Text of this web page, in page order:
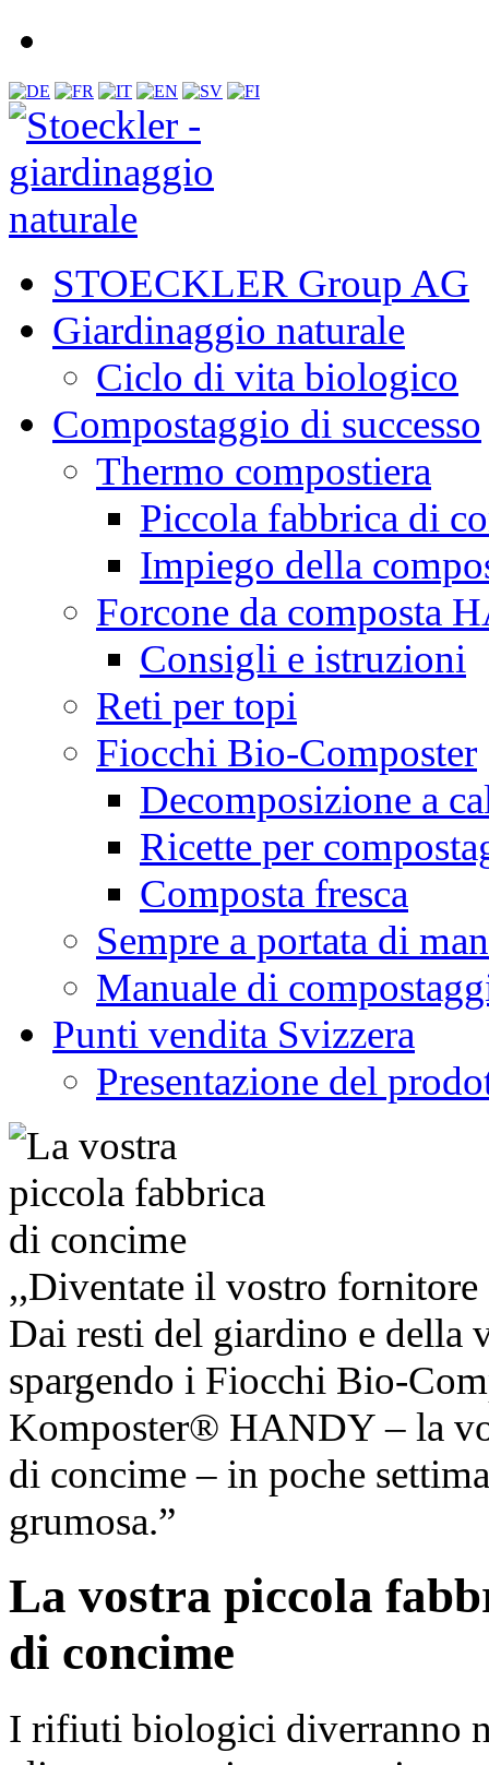
STOECKLER Group AG
Giardinaggio naturale
Ciclo di vita biologico
Compostaggio di successo
Thermo compostiera
Piccola fabbrica di
Impiego della
Forcone da composta
Consigli e istruzioni
Reti per topi
Fiocchi Bio-Composter
Decomposizione a
Ricette per
Composta fresca
Sempre a portata di
Manuale di
Punti vendita Svizzera
Presentazione del
,,Diventate il vostro
Dai resti del giardino e della
spargendo i Fiocchi Bio-
Komposter® HANDY – la
di concime – in poche
grumosa.”
La vostra piccola
di concime
I rifiuti biologici diverranno